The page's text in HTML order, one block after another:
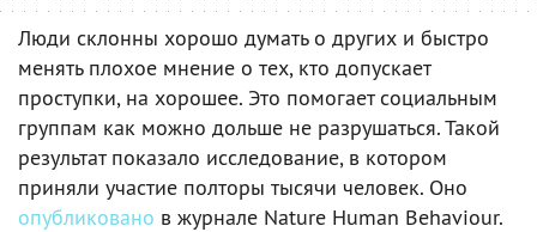
Люди склонны хорошо думать о других и быстро
менять плохое мнение о тех, кто допускает
проступки, на хорошее. Это помогает социальным
группам как можно дольше не разрушаться. Такой
результат показало исследование, в котором
приняли участие полторы тысячи человек. Оно
опубликовано в журнале Nature Human Behaviour.